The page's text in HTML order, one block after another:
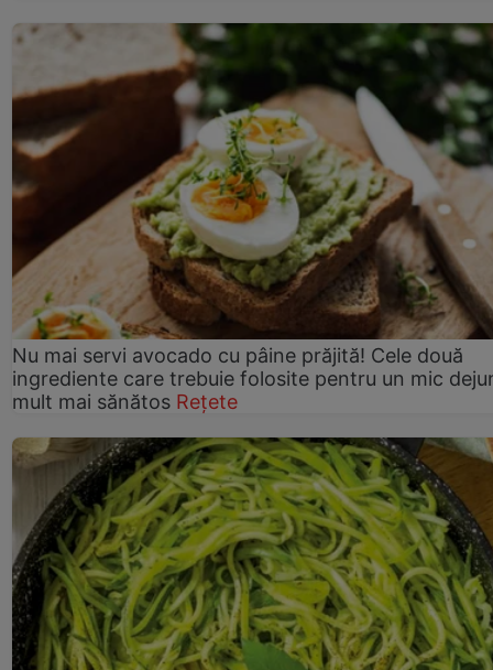
Nu mai servi avocado cu pâine prăjită! Cele două
ingrediente care trebuie folosite pentru un mic
mult mai sănătos Rețete